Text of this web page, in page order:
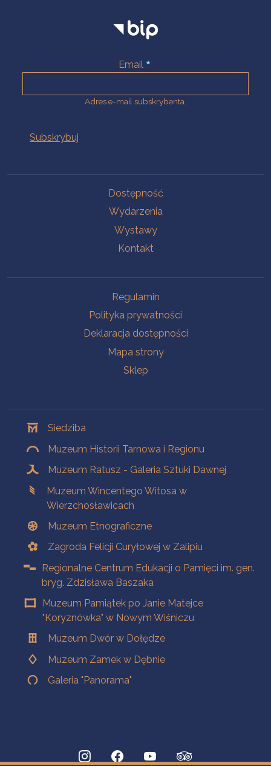
Email
Adres e-mail subskrybenta.
Dostępność
Wydarzenia
Wystawy
Kontakt
Regulamin
Polityka prywatności
Deklaracja dostępności
Mapa strony
Sklep
Siedziba
Muzeum Historii Tarnowa i Regionu
Muzeum Ratusz - Galeria Sztuki Dawnej
Muzeum Wincentego Witosa w
Wierzchosławicach
Muzeum Etnograficzne
Zagroda Felicji Curyłowej w Zalipiu
Regionalne Centrum Edukacji o Pamięci im. gen.
bryg. Zdzisława Baszaka
Muzeum Pamiątek po Janie Matejce
"Koryznówka" w Nowym Wiśniczu
Muzeum Dwór w Dołędze
Muzeum Zamek w Dębnie
Galeria "Panorama"